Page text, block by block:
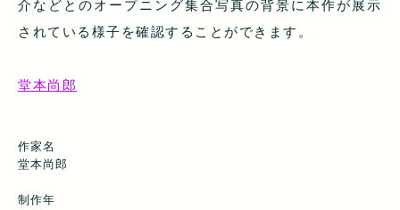
介などとのオープニング集合写真の背景に本作が展示
されている様子を確認することができます。
堂本尚郎
作家名
堂本尚郎
制作年